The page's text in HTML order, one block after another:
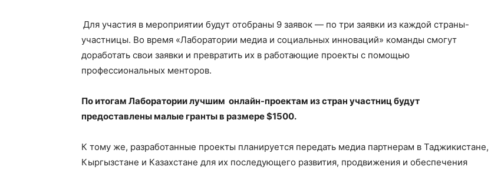
Для участия в мероприятии будут отобраны 9 заявок — по три заявки из каждой страны-
участницы. Во время «Лаборатории медиа и социальных инноваций» команды смогут
доработать свои заявки и превратить их в работающие проекты с помощью
профессиональных менторов.
По итогам Лаборатории лучшим онлайн-проектам из стран участниц будут
предоставлены малые гранты в размере $1500.
К тому же, разработанные проекты планируется передать медиа партнерам в Таджикистане,
Кыргызстане и Казахстане для их последующего развития, продвижения и обеспечения